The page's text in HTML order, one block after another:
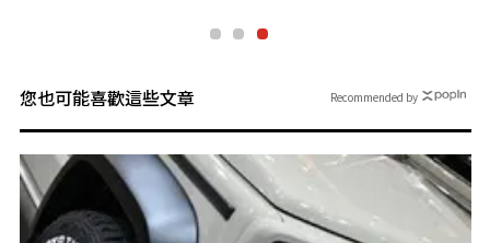
您也可能喜歡這些文章 Recommended by